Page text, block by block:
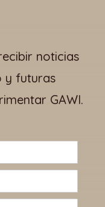
noticias
y futuras
GAWI.